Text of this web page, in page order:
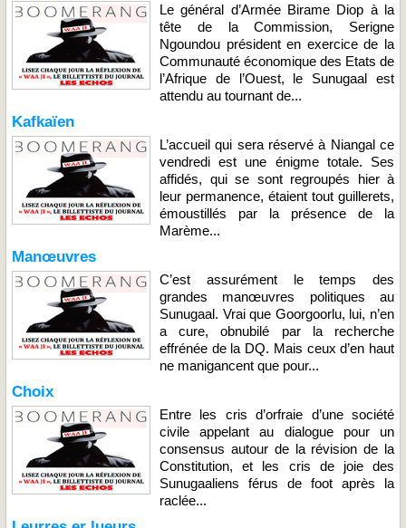
Le général d’Armée Birame Diop à la
tête de la Commission, Serigne
Ngoundou président en exercice de la
Communauté économique des Etats de
l’Afrique de l’Ouest, le Sunugaal est
attendu au tournant de...
Kafkaïen
L’accueil qui sera réservé à Niangal ce
vendredi est une énigme totale. Ses
affidés, qui se sont regroupés hier à
leur permanence, étaient tout guillerets,
émoustillés par la présence de la
Marème...
Manœuvres
C’est assurément le temps des
grandes manœuvres politiques au
Sunugaal. Vrai que Goorgoorlu, lui, n’en
a cure, obnubilé par la recherche
effrénée de la DQ. Mais ceux d’en haut
ne manigancent que pour...
Choix
Entre les cris d’orfraie d’une société
civile appelant au dialogue pour un
consensus autour de la révision de la
Constitution, et les cris de joie des
Sunugaaliens férus de foot après la
raclée...